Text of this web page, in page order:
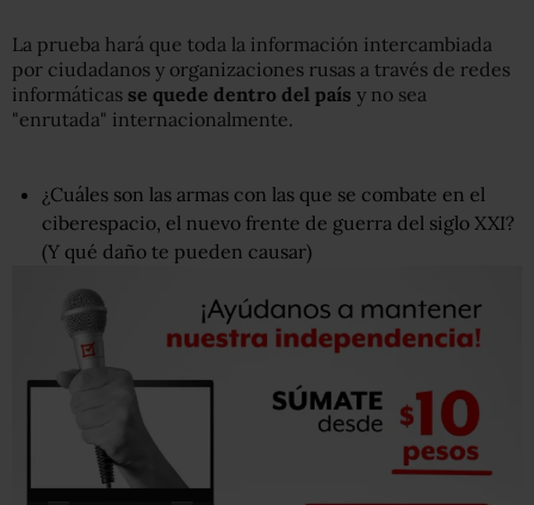
La prueba hará que toda la información intercambiada
por ciudadanos y organizaciones rusas a través de redes
informáticas se quede dentro del país y no sea
"enrutada" internacionalmente.
¿Cuáles son las armas con las que se combate en el
ciberespacio, el nuevo frente de guerra del siglo XXI?
(Y qué daño te pueden causar)